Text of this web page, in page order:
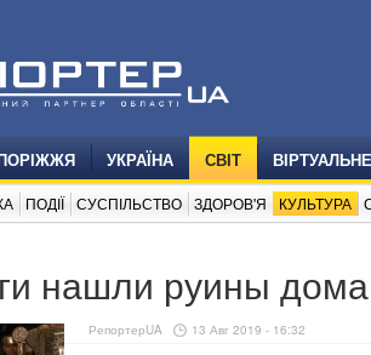
УКРАЇНА СВІТ
ПОДІЇ СУСПІЛЬСТВО ЗДОРОВ'Я КУЛЬТУРА
нашли руины
РепортерUA 13 Авг 2019 - 16:32